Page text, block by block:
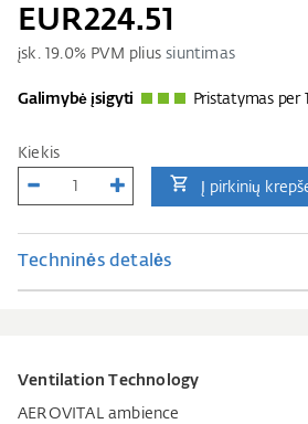
EUR224.51
įsk. 19.0% PVM pliussiuntimas
Galimybė įsigyti Pristatymas per
Kiekis
Į pirkinių
Techninės detalės
Ventilation Technology
AEROVITAL ambience